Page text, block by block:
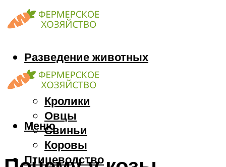
Разведение животных
Козы
Кони
Кролики
Овцы
Свиньи
Коровы
Птицеводство
Меню